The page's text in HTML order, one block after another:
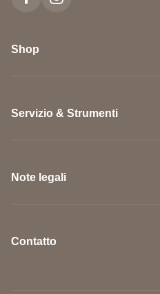
Shop
Servizio & Strumenti
Note legali
Contatto